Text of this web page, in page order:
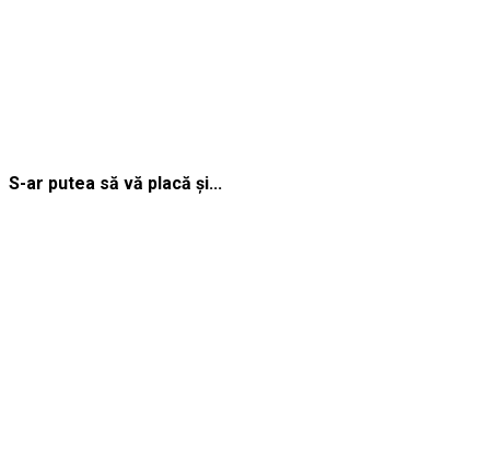
S-ar putea să vă placă și...